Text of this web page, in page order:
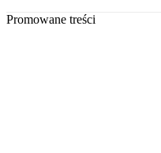
Promowane treści